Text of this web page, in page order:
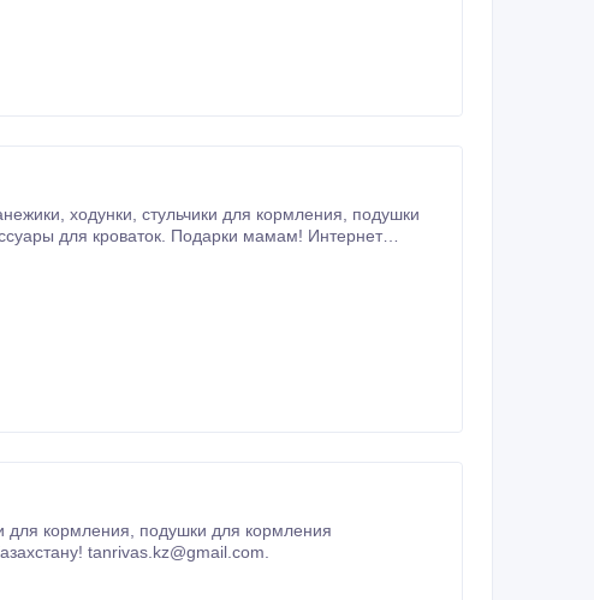
www.tanrivas.kz 8 727 383-51-11 8 701 225-27-24 Доставка и отправки по Казахстану! tanrivas.kz@gmail.com.